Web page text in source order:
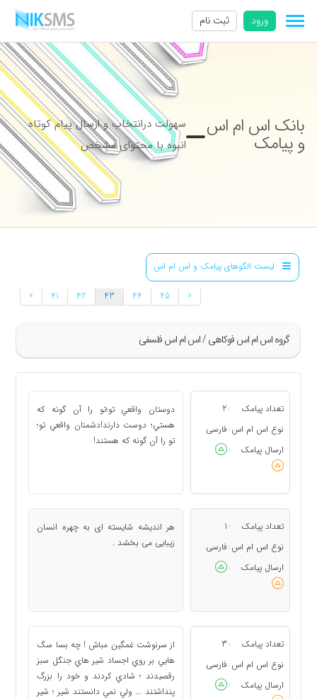
ورود ثبت نام
بانک اس ام اس
و پیامک
سهولت درانتخاب و ارسال پیام کوتاه
انبوه با محتوای مشخص
لیست الگوهای پیامک و اس ام اس
گروه اس ام اس فوکاهی / اس ام اس فلسفی
» 41 42 43 44 45 «
تعداد پیامک :
2
نوع اس ام اس : فارسی
ارسال پیامک
:
دوستان واقعي تو؛ تو را آن گونه كه
هستي؛ دوست دارند! دشمنان واقعي تو؛
تو را آن گونه كه هستند!
تعداد پیامک :
1
نوع اس ام اس : فارسی
ارسال پیامک
:
هر اندیشه شایسته ای به چهره انسان
زیبایی می بخشد .
تعداد پیامک :
3
نوع اس ام اس : فارسی
ارسال پیامک
:
از سرنوشت غمگين مباش ! چه بسا سگ
هايي بر روي اجساد شير هاي جنگل سبز
رقصيدند ؛ شادي كردند و خود را بزرگ
پنداشتند ... ولي نمي دانستند شير ؛ شير